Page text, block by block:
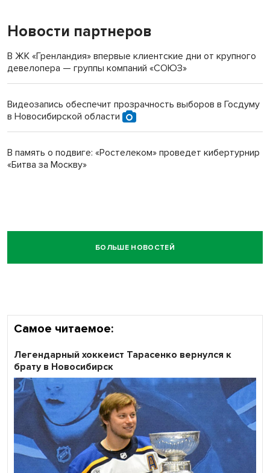
Новости партнеров
В ЖК «Гренландия» впервые клиентские дни от крупного
девелопера — группы компаний «СОЮЗ»
Видеозапись обеспечит прозрачность выборов в Госдуму
в Новосибирской области
В память о подвиге: «Ростелеком» проведет кибертурнир
«Битва за Москву»
БОЛЬШЕ НОВОСТЕЙ
Самое читаемое:
Легендарный хоккеист Тарасенко вернулся к
брату в Новосибирск